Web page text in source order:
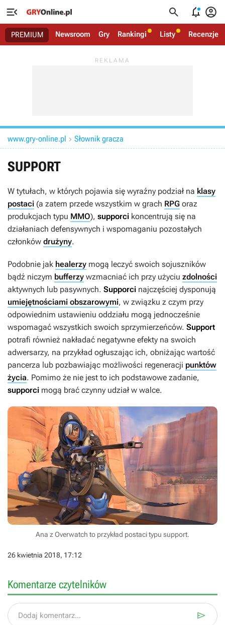
   
PREMIUM Newsroom Gry Rankingi Listy Recenzje
www.gry-online.pl  Słownik gracza
SUPPORT
W tytułach, w których pojawia się wyraźny podział na klasy
postaci (a zatem przede wszystkim w grach RPG oraz
produkcjach typu MMO), supporci koncentrują się na
działaniach defensywnych i wspomaganiu pozostałych
członków drużyny.
Podobnie jak healerzy mogą leczyć swoich sojuszników
bądź niczym bufferzy wzmacniać ich przy użyciu zdolności
aktywnych lub pasywnych. Supporci najczęściej dysponują
umiejętnościami obszarowymi, w związku z czym przy
odpowiednim ustawieniu oddziału mogą jednocześnie
wspomagać wszystkich swoich sprzymierzeńców. Support
potrafi również nakładać negatywne efekty na swoich
adwersarzy, na przykład ogłuszając ich, obniżając wartość
pancerza lub pozbawiając możliwości regeneracji punktów
życia. Pomimo że nie jest to ich podstawowe zadanie,
supporci mogą brać czynny udział w walce.
Ana z Overwatch to przykład postaci typu support.
26 kwietnia 2018, 17:12
Komentarze czytelników
Dodaj komentarz... 